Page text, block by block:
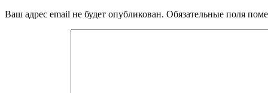
Ваш адрес email не будет опубликован. Обязательные поля